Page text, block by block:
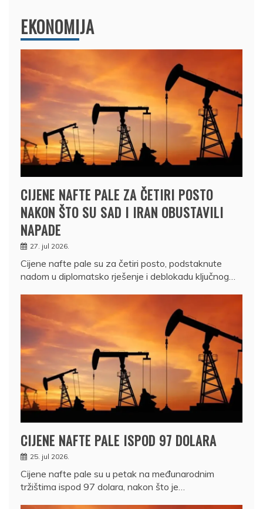
EKONOMIJA
CIJENE NAFTE PALE ZA ČETIRI POSTO
NAKON ŠTO SU SAD I IRAN OBUSTAVILI
NAPADE
27. jul 2026.
Cijene nafte pale su za četiri posto, podstaknute
nadom u diplomatsko rješenje i deblokadu ključnog…
CIJENE NAFTE PALE ISPOD 97 DOLARA
25. jul 2026.
Cijene nafte pale su u petak na međunarodnim
tržištima ispod 97 dolara, nakon što je…